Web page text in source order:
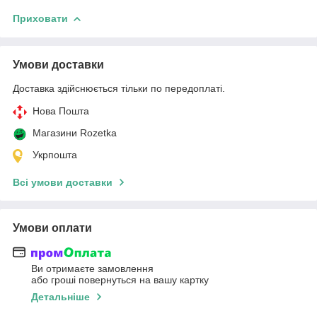
Приховати
Умови доставки
Доставка здійснюється тільки по передоплаті.
Нова Пошта
Магазини Rozetka
Укрпошта
Всі умови доставки
Умови оплати
Ви отримаєте замовлення
або гроші повернуться на вашу картку
Детальніше